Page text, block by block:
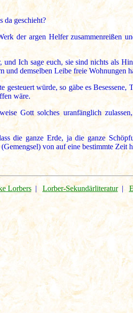
da geschieht?
der argen Helfer zusammenreißen
Ich sage euch, sie sind nichts als
und demselben Leibe freie Wohnungen
würde, so gäbe es
wäre.
Gott solches uranfänglich
die ganze Erde, ja die ganze
von auf eine bestimmte Zeit
Lorbers| Lorber-Sekundärliteratur|